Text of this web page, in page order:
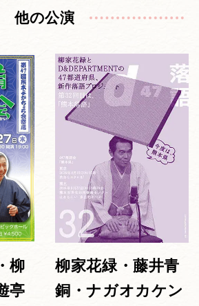
他の公演
柳
亭
柳家花緑・藤井青
銅・ナガオカケン